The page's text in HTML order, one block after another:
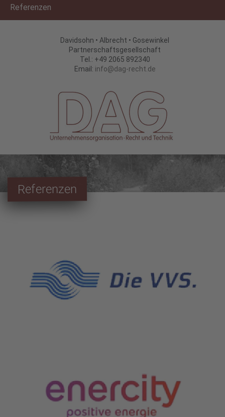
Davidsohn • Albrecht • Gosewinkel
Partnerschaftsgesellschaft
Tel.: +49 2065 892340
Email:
Referenzen
Referenzen